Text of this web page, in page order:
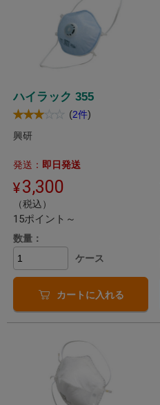
ハイラック 355
(2件)
興研
発送： 即日発送
3,300
（税込）
15ポイント～
数量：
ケース
カートに入れる